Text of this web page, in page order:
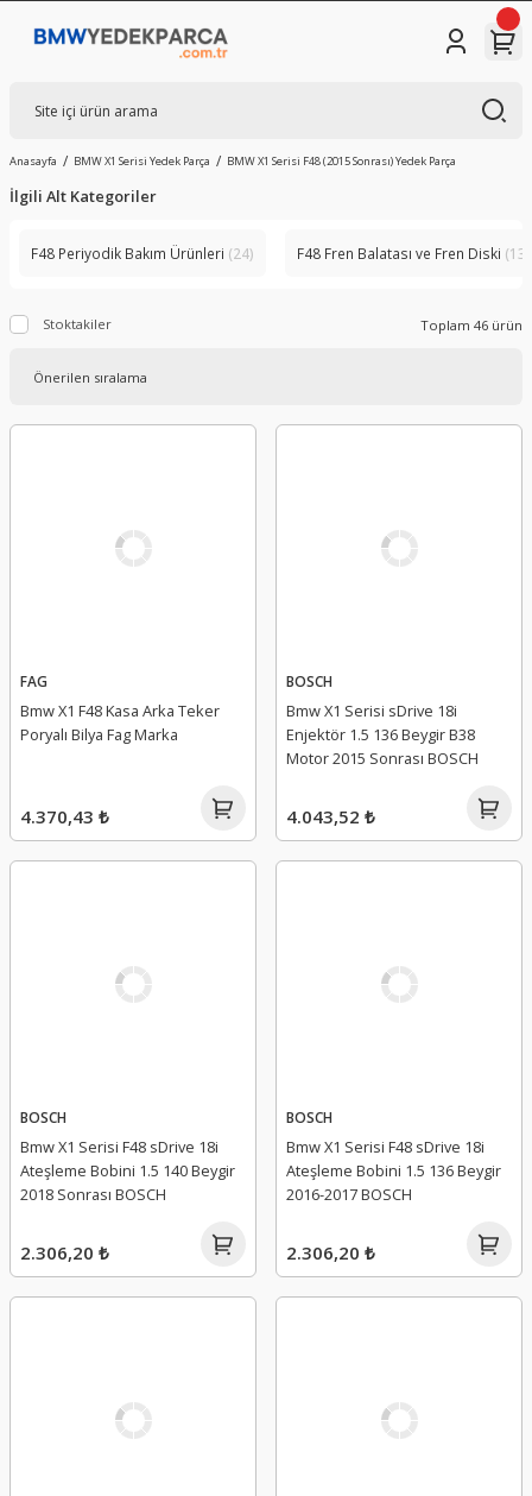
Anasayfa BMW X1 Serisi Yedek Parça BMW X1 Serisi F48 (2015 Sonrası) Yedek Parça
İlgili Alt Kategoriler
F48 Periyodik Bakım Ürünleri (24) F48 Fren Balatası ve Fren Diski (13)
Stoktakiler Toplam 46 ürün
FAG
Bmw X1 F48 Kasa Arka Teker
Poryalı Bilya Fag Marka
4.370,43 ₺
BOSCH
Bmw X1 Serisi sDrive 18i
Enjektör 1.5 136 Beygir B38
Motor 2015 Sonrası BOSCH
4.043,52 ₺
BOSCH
Bmw X1 Serisi F48 sDrive 18i
Ateşleme Bobini 1.5 140 Beygir
2018 Sonrası BOSCH
2.306,20 ₺
BOSCH
Bmw X1 Serisi F48 sDrive 18i
Ateşleme Bobini 1.5 136 Beygir
2016-2017 BOSCH
2.306,20 ₺